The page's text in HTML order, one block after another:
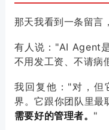
那天我看到一条留言
有人说："AI Agent
不用发工资、不请病
我回复他："对，但
界。它跟你团队里
需要好的管理者。 "